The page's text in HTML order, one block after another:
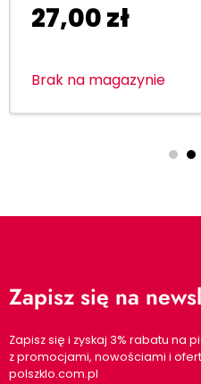
27,00zł
Brak na magazynie
Zapisz się na
Zapisz się i zyskaj 3% rabatu na
z promocjami, nowościami i
polszklo.com.pl